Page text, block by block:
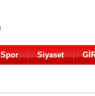
Spor Siyaset